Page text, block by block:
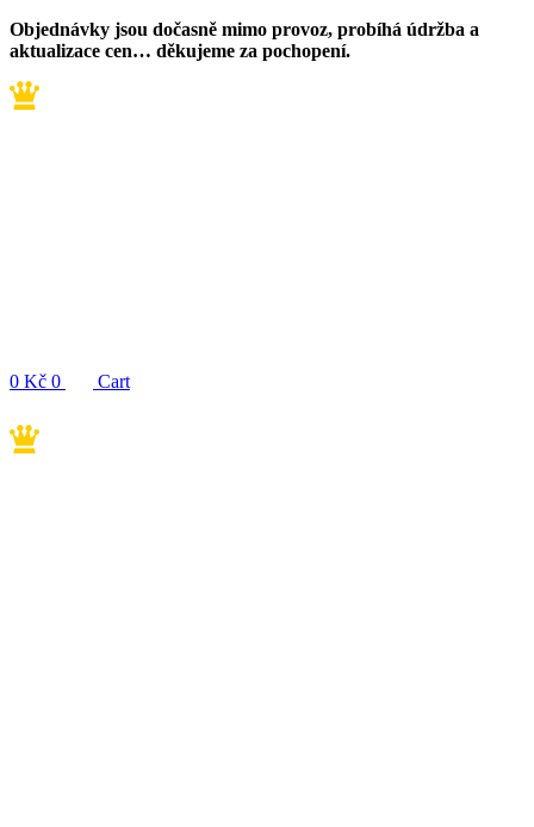
Přejít
k
Objednávky jsou dočasně mimo provoz, probíhá údržba a
aktualizace cen… děkujeme za pochopení.
0 Kč 0 Cart